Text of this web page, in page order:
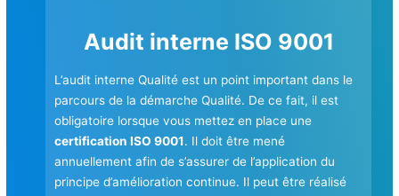
Audit interne ISO 9001
L’audit interne Qualité est un point important dans le
parcours de la démarche Qualité. De ce fait, il est
obligatoire lorsque vous mettez en place une
certification ISO 9001. Il doit être mené
annuellement afin de s’assurer de l’application du
principe d’amélioration continue. Il peut être réalisé